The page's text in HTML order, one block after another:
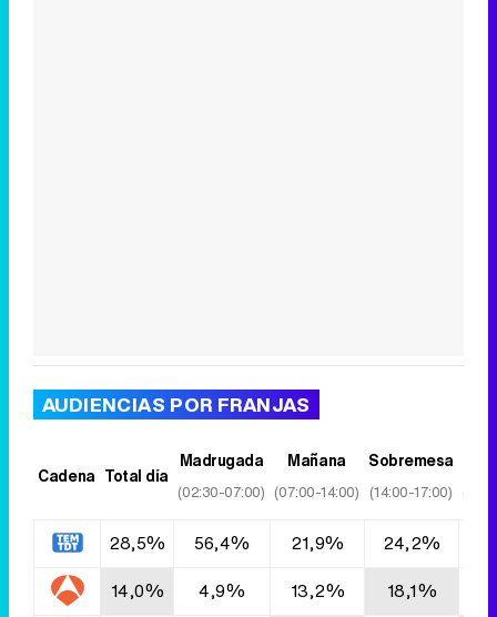
AUDIENCIAS POR FRANJAS
Cadena Total día
Madrugada
(02:30-07:00)
Mañana
(07:00-14:00)
Sobremesa
(14:00-17:00)
28,5% 56,4% 21,9% 24,2%
14,0%
4,9% 13,2% 18,1%